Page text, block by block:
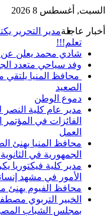
السبت, أغسطس 8 2026
أخبار عاجلةمدير التحرير
تعلم!!!
شادي محمد يعلن عن
وفد سياحي متعدد
محافظ المنيا
الصعيد
دموع الوطن
مدير عام كلية النصر
الفائزات في
العمل
محافظ المنيا يهنئ
الجمهورية في
مدير كلية فيكتوريا
الأمور في مشهد
محافظ الفيوم يهنئ
الخبير التربوي
بمجلس الشباب